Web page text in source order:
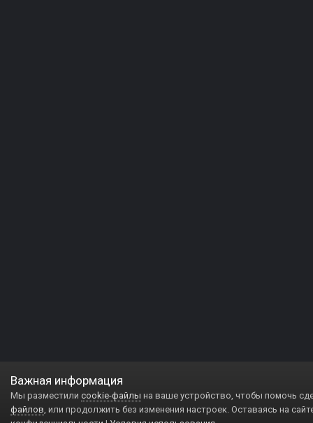
Важная информация
Мы разместили cookie-файлы на ваше устройство, чтобы помочь
файлов, или продолжить без изменения настроек. Оставаясь на